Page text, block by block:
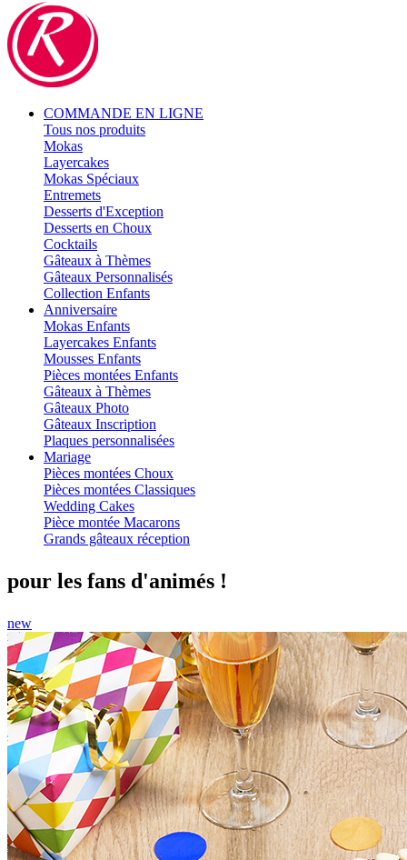
COMMANDE EN LIGNE
Tous nos produits
Mokas
Layercakes
Mokas Spéciaux
Entremets
Desserts d'Exception
Desserts en Choux
Cocktails
Gâteaux à Thèmes
Gâteaux Personnalisés
Collection Enfants
Anniversaire
Mokas Enfants
Layercakes Enfants
Mousses Enfants
Pièces montées Enfants
Gâteaux à Thèmes
Gâteaux Photo
Gâteaux Inscription
Plaques personnalisées
Mariage
Pièces montées Choux
Pièces montées Classiques
Wedding Cakes
Pièce montée Macarons
Grands gâteaux réception
pour les fans d'animés !
new